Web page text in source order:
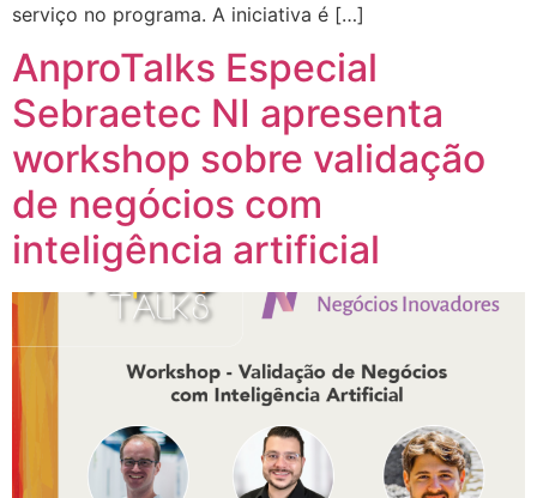
serviço no programa. A iniciativa é […]
AnproTalks Especial
Sebraetec NI apresenta
workshop sobre validação
de negócios com
inteligência artificial